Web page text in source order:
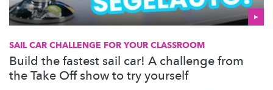
SAIL CAR CHALLENGE FOR YOUR CLASSROOM
Build the fastest sail car! A challenge from
the Take Off show to try yourself